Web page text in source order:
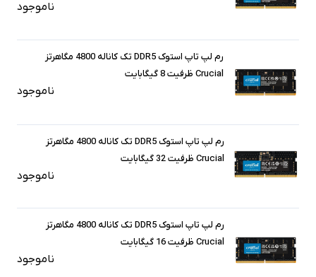
ناموجود
رم لپ تاپ استوک DDR5 تک کاناله 4800 مگاهرتز
Crucial ظرفیت 8 گیگابایت
ناموجود
رم لپ تاپ استوک DDR5 تک کاناله 4800 مگاهرتز
Crucial ظرفیت 32 گیگابایت
ناموجود
رم لپ تاپ استوک DDR5 تک کاناله 4800 مگاهرتز
Crucial ظرفیت 16 گیگابایت
ناموجود